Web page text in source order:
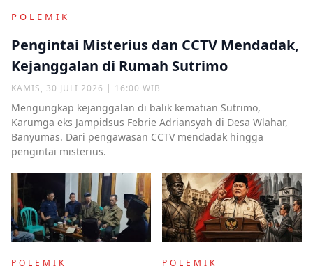
POLEMIK
Pengintai Misterius dan CCTV Mendadak,
Kejanggalan di Rumah Sutrimo
KAMIS, 30 JULI 2026 | 16:00 WIB
Mengungkap kejanggalan di balik kematian Sutrimo,
Karumga eks Jampidsus Febrie Adriansyah di Desa Wlahar,
Banyumas. Dari pengawasan CCTV mendadak hingga
pengintai misterius.
POLEMIK POLEMIK